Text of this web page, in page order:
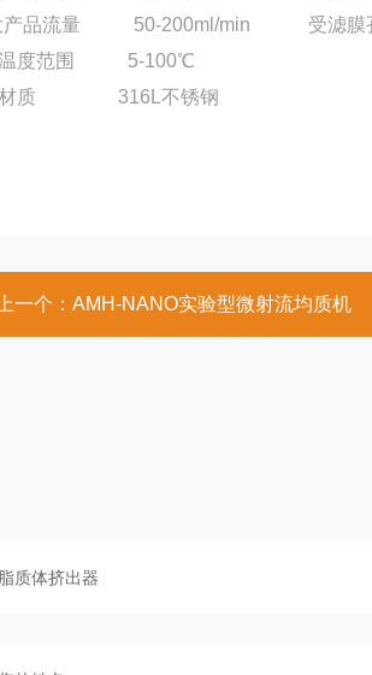
产品流量 50-200ml/min
受滤膜孔
温度范围 5-100℃
材质 316L 不锈钢
一个： AMH-NANO实验型微射流均质机